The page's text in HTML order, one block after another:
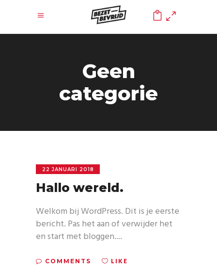
0
Geen
categorie
22 JANUARI 2018
Hallo wereld.
Welkom bij WordPress. Dit is je eerste
bericht. Pas het aan of verwijder het
en start met bloggen.
COMMENTS LIKE